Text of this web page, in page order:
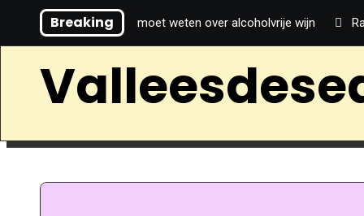
Breaking
Alles wat je moet weten over alcoholvrije wijn